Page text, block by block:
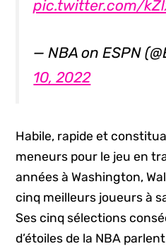
pic.twitter.com/
— NBA on ESPN
10, 2022
Habile, rapide et
meneurs pour le jeu en
années à Washington,
cinq meilleurs joueurs à
Ses cinq sélections
d’étoiles de la NBA